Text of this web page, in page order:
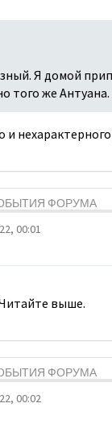
Я домой
того же
ФОРУМА
00:01
выше.
ФОРУМА
00:02